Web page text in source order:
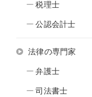
税理士
公認会計士
法律の専門家
弁護士
司法書士